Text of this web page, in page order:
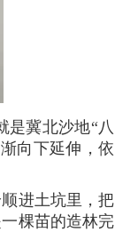
是冀北沙地“八
向下延伸，依
进土坑里，把
棵苗的造林完